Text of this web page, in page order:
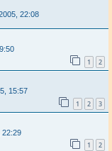
22:08
1 2
15:57
1 2 3
22:29
1 2